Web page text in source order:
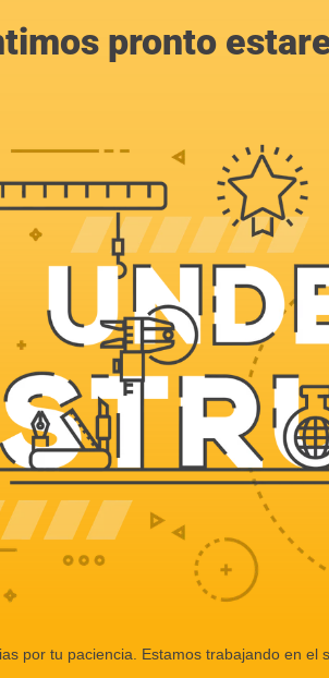
pronto
por tu paciencia. Estamos trabajando en el